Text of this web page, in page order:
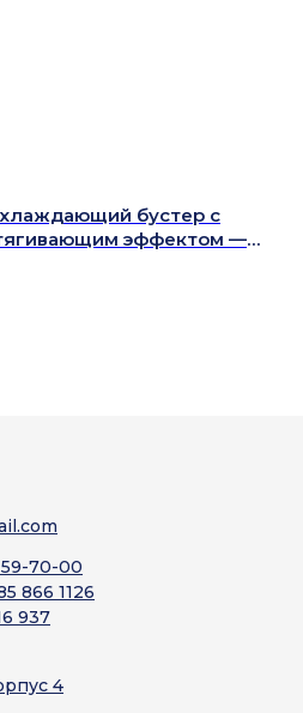
бустер с
эффектом —
BOOSTER
70-00
866 1126
937
4